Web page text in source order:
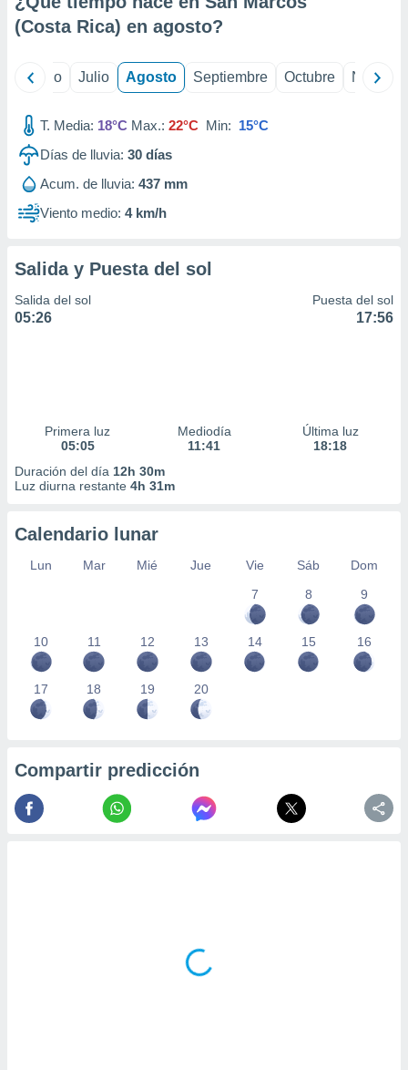
e
publicidad
publicidad
de
(Costa Rica) en agosto?
Junio Julio Agosto Septiembre Octubre
T. Media: 18°C Max.: 22°C Min: 15°C
Días de lluvia: 30 días
Acum. de lluvia: 437 mm
Viento medio: 4 km/h
Salida y Puesta del sol
Salida del sol
05:26
Puesta del sol
17:56
Primera luz
05:05
Mediodía
11:41
Última luz
18:18
Duración del día 12h 30m
Luz diurna restante 4h 31m
Calendario lunar
Lun Mar Mié Jue Vie Sáb
Dom
7
8 9
10 11 12 13 14 15 16
17 18 19 20
Compartir predicción